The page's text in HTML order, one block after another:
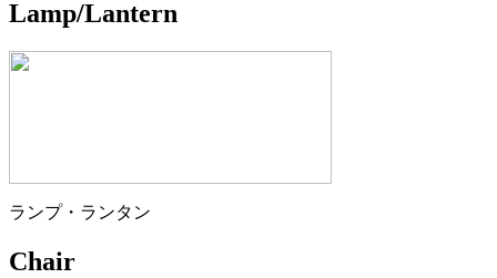
Lamp/Lantern
ランプ・ランタン
Chair